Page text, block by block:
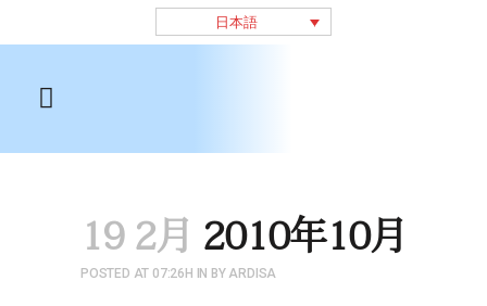
日本語
19 2月 2010年10月
POSTED AT 07:26H IN BY ARDISA